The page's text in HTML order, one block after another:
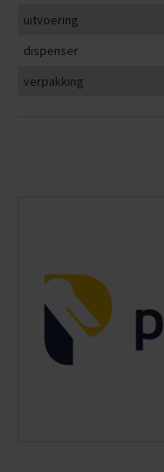
uitvoering
dispenser
verpakking